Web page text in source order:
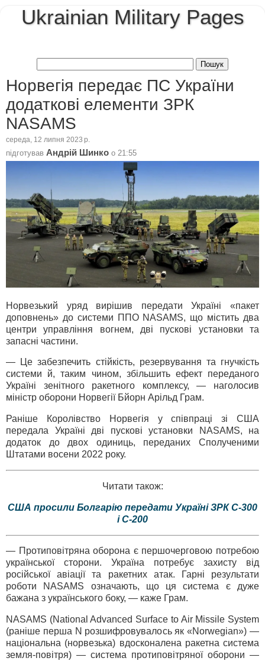
Ukrainian Military Pages
Норвегія передає ПС України
додаткові елементи ЗРК
NASAMS
середа, 12 липня 2023 р.
підготував Андрій Шинко о 21:55
Норвезький уряд вирішив передати Україні «пакет
доповнень» до системи ППО NASAMS, що містить два
центри управління вогнем, дві пускові установки та
запасні частини.
— Це забезпечить стійкість, резервування та гнучкість
системи й, таким чином, збільшить ефект переданого
Україні зенітного ракетного комплексу, — наголосив
міністр оборони Норвегії Бйорн Арільд Грам.
Раніше Королівство Норвегія у співпраці зі США
передала Україні дві пускові установки NASAMS, на
додаток до двох одиниць, переданих Сполученими
Штатами восени 2022 року.
Читати також:
США просили Болгарію передати Україні ЗРК С-300
і С-200
— Протиповітряна оборона є першочерговою потребою
української сторони. Україна потребує захисту від
російської авіації та ракетних атак. Гарні результати
роботи NASAMS означають, що ця система є дуже
бажана з українського боку, — каже Грам.
NASAMS (National Advanced Surface to Air Missile System
(раніше перша N розшифровувалось як «Norwegian») —
національна (норвезька) вдосконалена ракетна система
земля-повітря) — система протиповітряної оборони —